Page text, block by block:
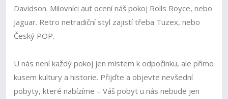
Davidson. Milovníci aut ocení náš pokoj Rolls Royce, nebo
Jaguar. Retro netradiční styl zajistí třeba Tuzex, nebo
Český POP.
U nás není každý pokoj jen místem k odpočinku, ale přímo
kusem kultury a historie. Přijďte a objevte nevšední
pobyty, které nabízíme – Váš pobyt u nás nebude jen